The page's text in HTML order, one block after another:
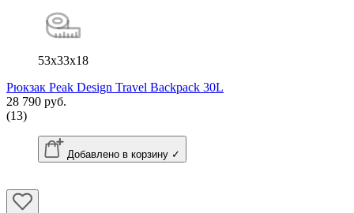
53x33x18
Рюкзак Peak Design Travel Backpack 30L
28 790 руб.
(13)
Добавлено в корзину ✓